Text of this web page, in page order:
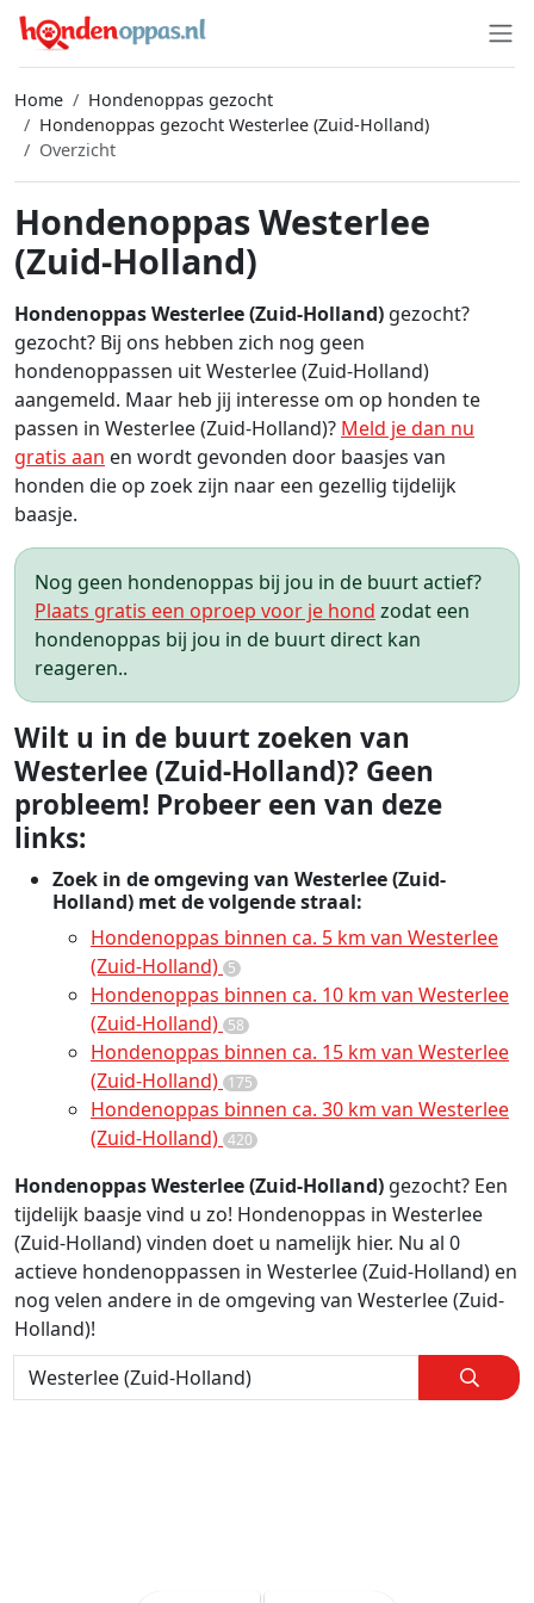
Home
Hondenoppas gezocht
Hondenoppas gezocht Westerlee (Zuid-Holland)
Overzicht
Hondenoppas Westerlee
(Zuid-Holland)
Hondenoppas Westerlee (Zuid-Holland) gezocht?
gezocht? Bij ons hebben zich nog geen
hondenoppassen uit Westerlee (Zuid-Holland)
aangemeld. Maar heb jij interesse om op honden te
passen in Westerlee (Zuid-Holland)? Meld je dan nu
gratis aan en wordt gevonden door baasjes van
honden die op zoek zijn naar een gezellig tijdelijk
baasje.
Nog geen hondenoppas bij jou in de buurt actief?
Plaats gratis een oproep voor je hond zodat een
hondenoppas bij jou in de buurt direct kan
reageren..
Wilt u in de buurt zoeken van
Westerlee (Zuid-Holland)? Geen
probleem! Probeer een van deze
links:
Zoek in de omgeving van Westerlee (Zuid-
Holland) met de volgende straal:
Hondenoppas binnen ca. 5 km van Westerlee
(Zuid-Holland) 5
Hondenoppas binnen ca. 10 km van Westerlee
(Zuid-Holland) 58
Hondenoppas binnen ca. 15 km van Westerlee
(Zuid-Holland) 175
Hondenoppas binnen ca. 30 km van Westerlee
(Zuid-Holland) 420
Hondenoppas Westerlee (Zuid-Holland) gezocht? Een
tijdelijk baasje vind u zo! Hondenoppas in Westerlee
(Zuid-Holland) vinden doet u namelijk hier. Nu al 0
actieve hondenoppassen in Westerlee (Zuid-Holland) en
nog velen andere in de omgeving van Westerlee (Zuid-
Holland)!